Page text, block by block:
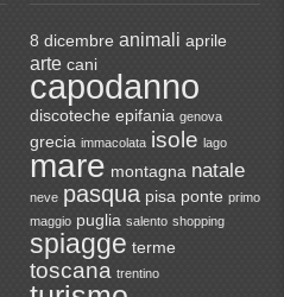
8 dicembre animali aprile
arte cani
capodanno
discoteche epifania genova
grecia immacolata isole lago
mare montagna natale
neve pasqua pisa ponte primo
maggio puglia salento shopping
spiagge terme
toscana trentino